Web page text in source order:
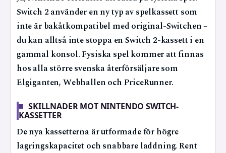
Switch 2 använder en ny typ av spelkassett som
inte är bakåtkompatibel med original-Switchen –
du kan alltså inte stoppa en Switch 2-kassett i en
gammal konsol. Fysiska spel kommer att finnas
hos alla större svenska återförsäljare som
Elgiganten, Webhallen och PriceRunner.
SKILLNADER MOT NINTENDO SWITCH-
KASSETTER
De nya kassetterna är utformade för högre
lagringskapacitet och snabbare laddning. Rent